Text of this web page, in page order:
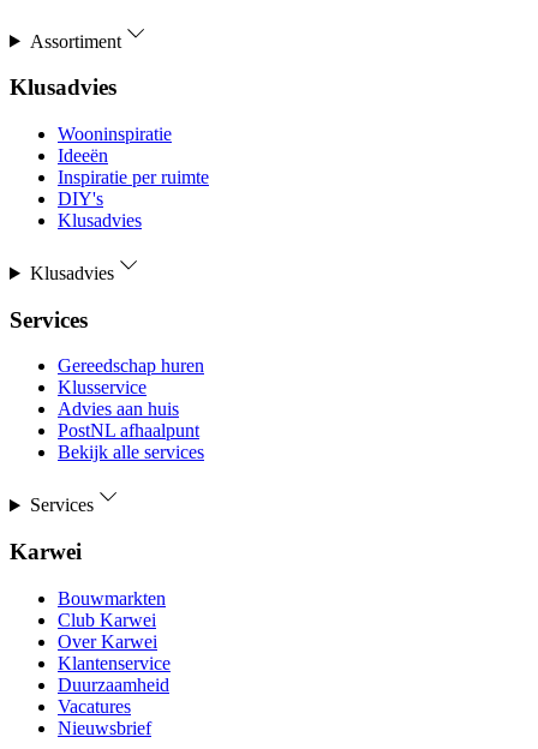
Assortiment
Klusadvies
Wooninspiratie
Ideeën
Inspiratie per ruimte
DIY's
Klusadvies
Klusadvies
Services
Gereedschap huren
Klusservice
Advies aan huis
PostNL afhaalpunt
Bekijk alle services
Services
Karwei
Bouwmarkten
Club Karwei
Over Karwei
Klantenservice
Duurzaamheid
Vacatures
Nieuwsbrief